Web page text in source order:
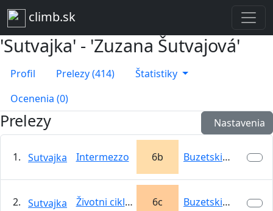
climb.sk
'Sutvajka' - 'Zuzana Šutvajová'
Profil Prelezy (414)
Štatistiky
Ocenenia (0)
Prelezy Nastavenia
1. Sutvajka Intermezzo 6b Buzetski kanjon
2. Sutvajka Životni ciklus 6c Buzetski kanjon